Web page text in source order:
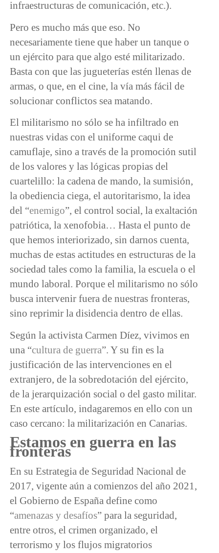
infraestructuras de comunicación, etc.).
Pero es mucho más que eso. No
necesariamente tiene que haber un tanque o
un ejército para que algo esté militarizado.
Basta con que las jugueterías estén llenas de
armas, o que, en el cine, la vía más fácil de
solucionar conflictos sea matando.
El militarismo no sólo se ha infiltrado en
nuestras vidas con el uniforme caqui de
camuflaje, sino a través de la promoción sutil
de los valores y las lógicas propias del
cuartelillo: la cadena de mando, la sumisión,
la obediencia ciega, el autoritarismo, la idea
del “enemigo”, el control social, la exaltación
patriótica, la xenofobia… Hasta el punto de
que hemos interiorizado, sin darnos cuenta,
muchas de estas actitudes en estructuras de la
sociedad tales como la familia, la escuela o el
mundo laboral. Porque el militarismo no sólo
busca intervenir fuera de nuestras fronteras,
sino reprimir la disidencia dentro de ellas.
Según la activista Carmen Díez, vivimos en
una “cultura de guerra”. Y su fin es la
justificación de las intervenciones en el
extranjero, de la sobredotación del ejército,
de la jerarquización social o del gasto militar.
En este artículo, indagaremos en ello con un
caso cercano: la militarización en Canarias.
Estamos en guerra en las
fronteras
En su Estrategia de Seguridad Nacional de
2017, vigente aún a comienzos del año 2021,
el Gobierno de España define como
“amenazas y desafíos” para la seguridad,
entre otros, el crimen organizado, el
terrorismo y los flujos migratorios